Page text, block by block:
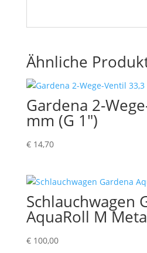
Ähnliche
Gardena 2-
mm (G 1″)
€14,70
Schlauchwagen
AquaRoll M
€100,00